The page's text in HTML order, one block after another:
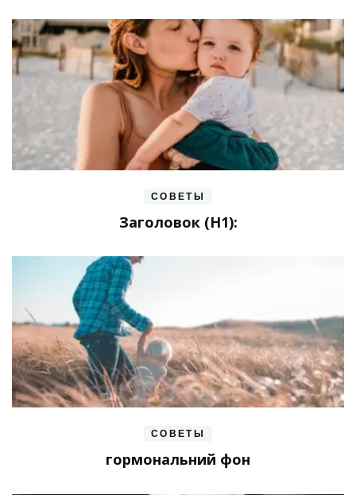
СОВЕТЫ
Заголовок (H1):
СОВЕТЫ
гормональний фон